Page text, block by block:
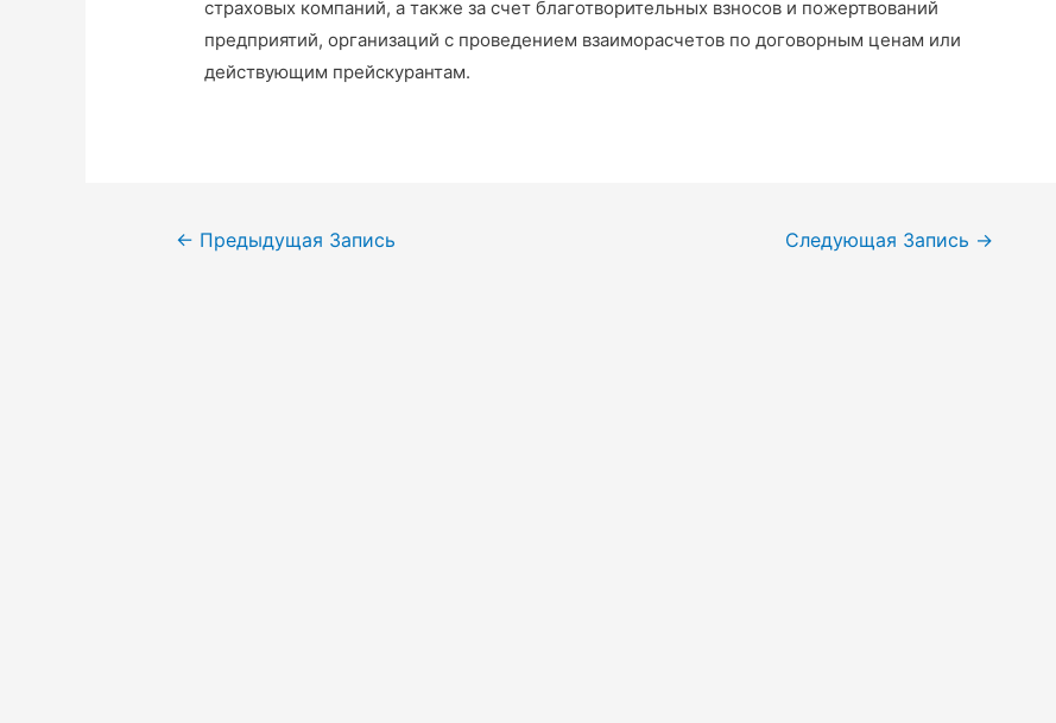
страховых компаний, а также за счет благотворительных взносов и пожертвований
предприятий, организаций с проведением взаиморасчетов по договорным ценам или
действующим прейскурантам.
← Предыдущая Запись Следующая Запись →